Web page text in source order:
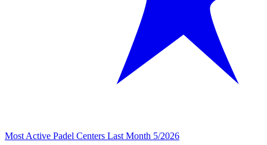
Most Active Padel Centers Last Month 5/2026